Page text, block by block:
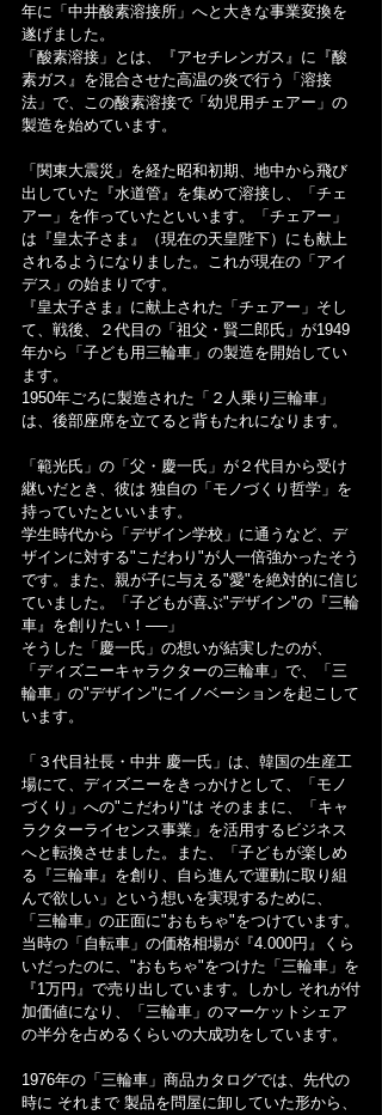
年に「中井酸素溶接所」へと大きな事業変換を
遂げました。
「酸素溶接」とは、『アセチレンガス』に『酸
素ガス』を混合させた高温の炎で行う「溶接
法」で、この酸素溶接で「幼児用チェアー」の
製造を始めています。
「関東大震災」を経た昭和初期、地中から飛び
出していた『水道管』を集めて溶接し、「チェ
アー」を作っていたといいます。「チェアー」
は『皇太子さま』（現在の天皇陛下）にも献上
されるようになりました。これが現在の「アイ
デス」の始まりです。
『皇太子さま』に献上された「チェアー」そし
て、戦後、２代目の「祖父・賢二郎氏」が1949
年から「子ども用三輪車」の製造を開始してい
ます。
1950年ごろに製造された「２人乗り三輪車」
は、後部座席を立てると背もたれになります。
「範光氏」の「父・慶一氏」が２代目から受け
継いだとき、彼は 独自の「モノづくり哲学」を
持っていたといいます。
学生時代から「デザイン学校」に通うなど、デ
ザインに対する"こだわり"が人一倍強かったそう
です。また、親が子に与える"愛"を絶対的に信じ
ていました。「子どもが喜ぶ"デザイン"の『三輪
車』を創りたい！──」
そうした「慶一氏」の想いが結実したのが、
「ディズニーキャラクターの三輪車」で、「三
輪車」の"デザイン"にイノベーションを起こして
います。
「３代目社長・中井 慶一氏」は、韓国の生産工
場にて、ディズニーをきっかけとして、「モノ
づくり」への"こだわり"は そのままに、「キャ
ラクターライセンス事業」を活用するビジネス
へと転換させました。また、「子どもが楽しめ
る『三輪車』を創り、自ら進んで運動に取り組
んで欲しい」という想いを実現するために、
「三輪車」の正面に"おもちゃ"をつけています。
当時の「自転車」の価格相場が『4.000円』くら
いだったのに、"おもちゃ"をつけた「三輪車」を
『1万円』で売り出しています。しかし それが付
加価値になり、「三輪車」のマーケットシェア
の半分を占めるくらいの大成功をしています。
1976年の「三輪車」商品カタログでは、先代の
時に それまで 製品を問屋に卸していた形から、